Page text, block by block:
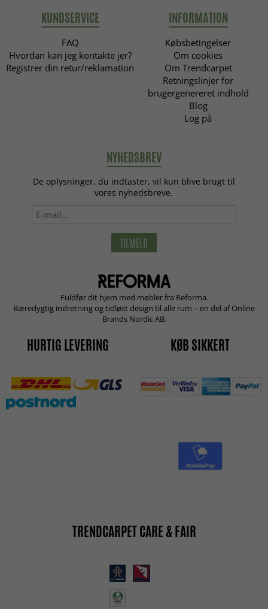
KUNDSERVICE
FAQ
Hvordan kan jeg kontakte jer?
Registrer din retur/reklamation
INFORMATION
Købsbetingelser
Om cookies
Om Trendcarpet
Retningslinjer for
brugergenereret indhold
Blog
Log på
NYHEDSBREV
De oplysninger, du indtaster, vil kun blive brugt til
vores nyhedsbreve.
TILMELD
Fuldfør dit hjem med møbler fra Reforma.
Bæredygtig indretning og tidløst design til alle rum – en del af Online
Brands Nordic AB.
HURTIG LEVERING KØB SIKKERT
TRENDCARPET CARE & FAIR